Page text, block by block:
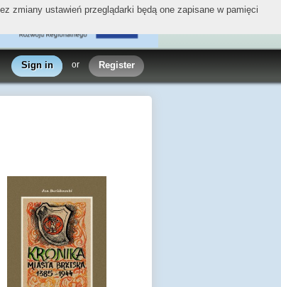
Sign in or Register
zmiany ustawień przeglądarki będą one zapisane w pamięci